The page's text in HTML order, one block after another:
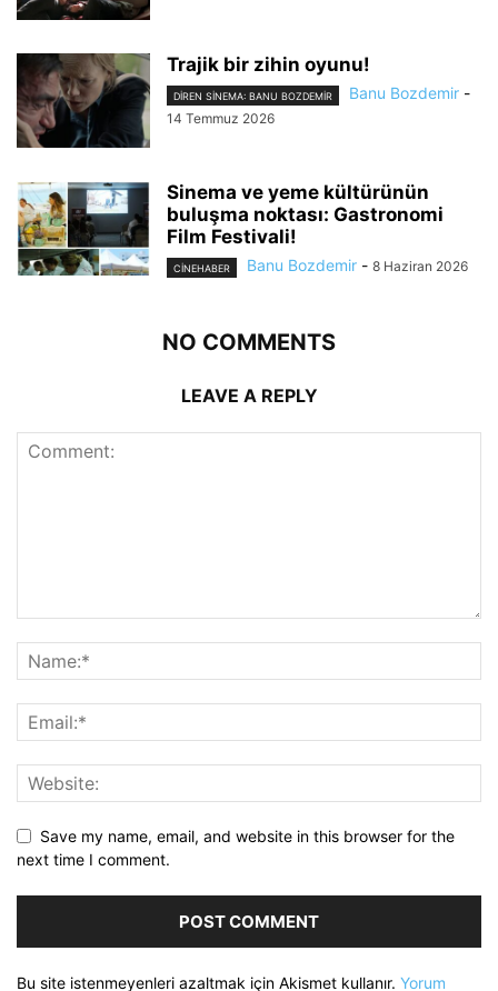
Trajik bir zihin oyunu!
DIREN SINEMA: BANU BOZDEMIR Banu Bozdemir -
14 Temmuz 2026
Sinema ve yeme kültürünün
buluşma noktası: Gastronomi
Film Festivali!
CINEHABER Banu Bozdemir - 8 Haziran 2026
NO COMMENTS
LEAVE A REPLY
Save my name, email, and website in this browser for the
next time I comment.
Bu site istenmeyenleri azaltmak için Akismet kullanır. Yorum